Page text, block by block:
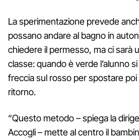
La sperimentazione prevede
possano andare al bagno in
chiedere il permesso, ma ci sarà
classe: quando è verde l’alunno
freccia sul rosso per spostare poi
ritorno.
“Questo metodo – spiega la
Accogli – mette al centro il